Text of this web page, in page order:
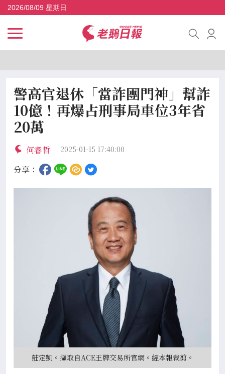
2026/08/09 星期日
警高官退休「當詐團門神」幫詐
10億！再爆占刑事局車位3年省
20萬
何睿哲 2025-01-15 17:40:00
分享：
莊定凱。擷取自ACE王牌交易所官網。經本報裁剪。